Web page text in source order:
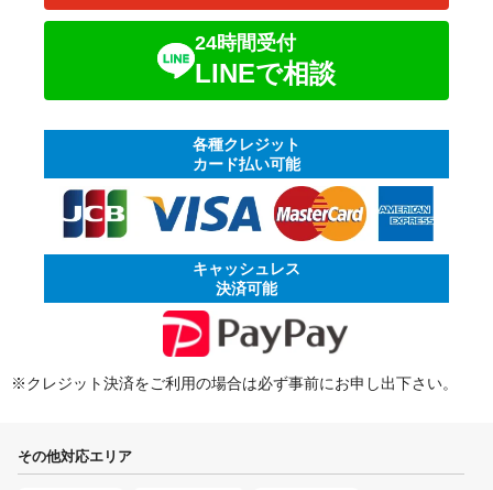
24時間受付
LINEで相談
各種クレジット
カード払い可能
キャッシュレス
決済可能
※クレジット決済をご利用の場合は必ず事前にお申し出下さい。
その他対応エリア